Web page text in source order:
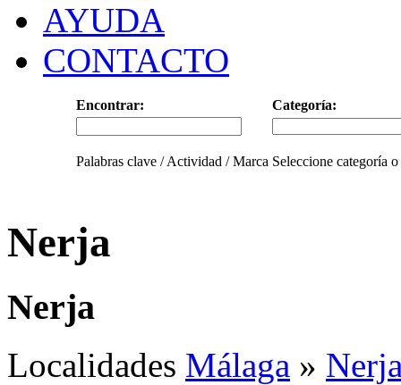
AYUDA
CONTACTO
Encontrar: Categoría:
Palabras clave / Actividad / Marca Seleccione categoría
Nerja
Nerja
Localidades Málaga »